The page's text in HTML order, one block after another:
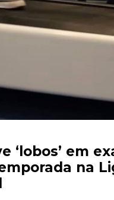
‘lobos’ em
na